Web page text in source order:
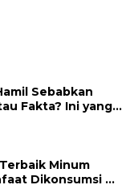
Sebabkan
Fakta? Ini yang
Minum
Dikonsumsi di